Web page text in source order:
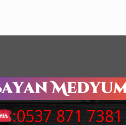
:0537 871 7381